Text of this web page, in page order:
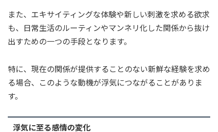
また、エキサイティングな体験や新しい刺激を求める欲求
も、日常生活のルーティンやマンネリ化した関係から抜け
出すための一つの手段となります。
特に、現在の関係が提供することのない新鮮な経験を求め
る場合、このような動機が浮気につながることがありま
す。
浮気に至る感情の変化